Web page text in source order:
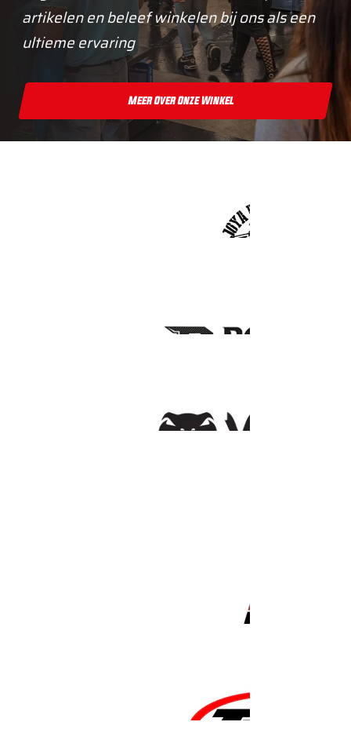
artikelen en beleef winkelen bij ons als een
ultieme ervaring
Meer Over Onze Winkel